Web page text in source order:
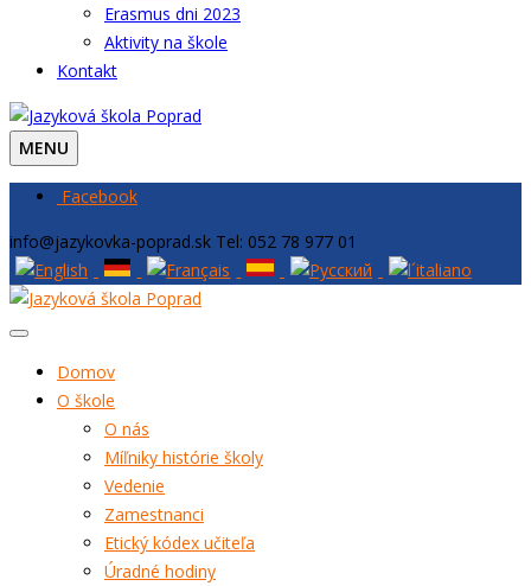
Erasmus dni 2023
Aktivity na škole
Kontakt
MENU
Facebook
info@jazykovka-poprad.sk Tel: 052 78 977 01
Domov
O škole
O nás
Míľniky histórie školy
Vedenie
Zamestnanci
Etický kódex učiteľa
Úradné hodiny